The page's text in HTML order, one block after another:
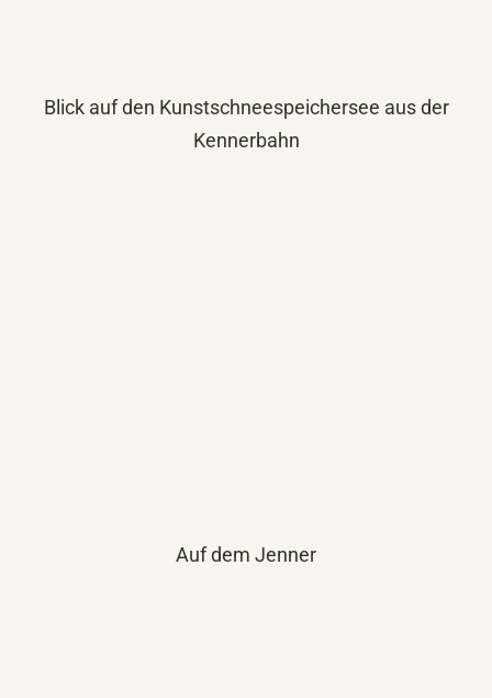
Blick auf den Kunstschneespeichersee aus der
Kennerbahn
Auf dem Jenner